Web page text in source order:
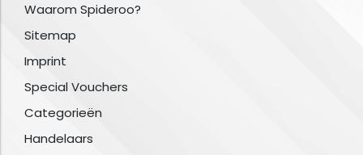
Waarom Spideroo?
Sitemap
Imprint
Special Vouchers
Categorieën
Handelaars